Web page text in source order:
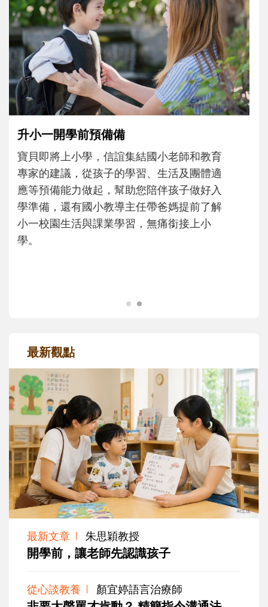
和孩子一起長大的那個男人│讀懂父親的
不同模樣
沒有人天生就擅長當爸爸！男人總是在一次
次「前所未有」的體驗中，跟著孩子一起長
大。從給予安全感的肢體遊戲，到獨立自
主、角色認同及解決問題的能力養成。爸爸
正嘗試用不同的模樣，參與孩子每個重要的
最新觀點
最新文章 朱思穎教授
開學前，讓老師先認識孩子
從心談教養 顏宜婷語言治療師